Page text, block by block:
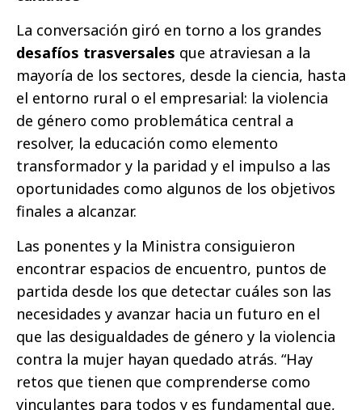
La conversación giró en torno a los grandes
desafíos trasversales que atraviesan a la
mayoría de los sectores, desde la ciencia, hasta
el entorno rural o el empresarial: la violencia
de género como problemática central a
resolver, la educación como elemento
transformador y la paridad y el impulso a las
oportunidades como algunos de los objetivos
finales a alcanzar.
Las ponentes y la Ministra consiguieron
encontrar espacios de encuentro, puntos de
partida desde los que detectar cuáles son las
necesidades y avanzar hacia un futuro en el
que las desigualdades de género y la violencia
contra la mujer hayan quedado atrás. “Hay
retos que tienen que comprenderse como
vinculantes para todos y es fundamental que,